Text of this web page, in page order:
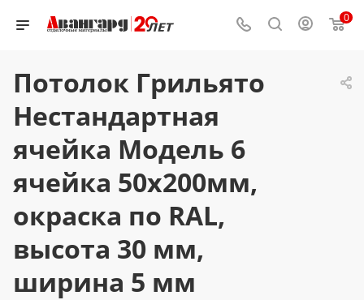
0
Потолок Грильято
Нестандартная
ячейка Модель 6
ячейка 50х200мм,
окраска по RAL,
высота 30 мм,
ширина 5 мм